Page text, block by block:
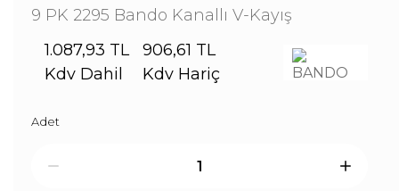
9 PK 2295 Bando Kanallı V-Kayış
1.087,93 TL
Kdv Dahil
906,61 TL
Kdv Hariç
Adet